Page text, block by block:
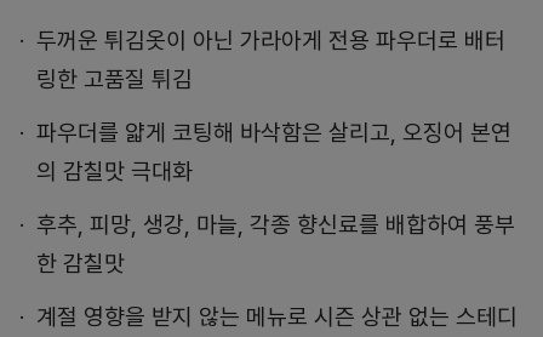
두꺼운 튀김옷이 아닌 가라아게 전용 파우더로 배터
링한 고품질 튀김
파우더를 얇게 코팅해 바삭함은 살리고, 오징어 본연
의 감칠맛 극대화
후추, 피망, 생강, 마늘, 각종 향신료를 배합하여 풍부
한 감칠맛
계절 영향을 받지 않는 메뉴로 시즌 상관 없는 스테디